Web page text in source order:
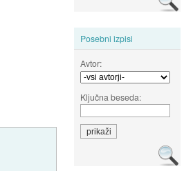
Posebni izpisi
Avtor:
Ključna beseda: